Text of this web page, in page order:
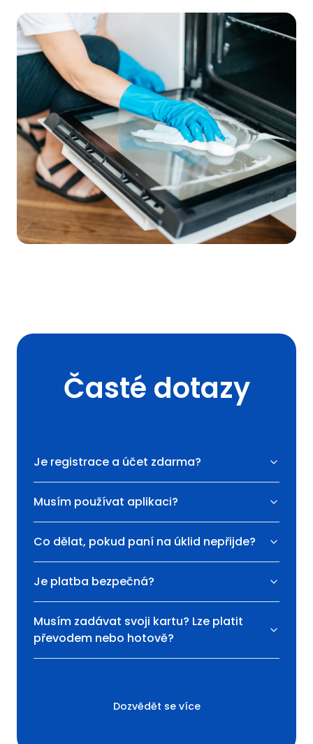
Časté dotazy
Je registrace a účet zdarma?
Musím používat aplikaci?
Co dělat, pokud paní na úklid nepřijde?
Je platba bezpečná?
Musím zadávat svoji kartu? Lze platit
převodem nebo hotově?
Dozvědět se více